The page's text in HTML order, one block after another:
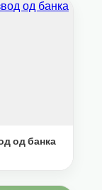
од банка